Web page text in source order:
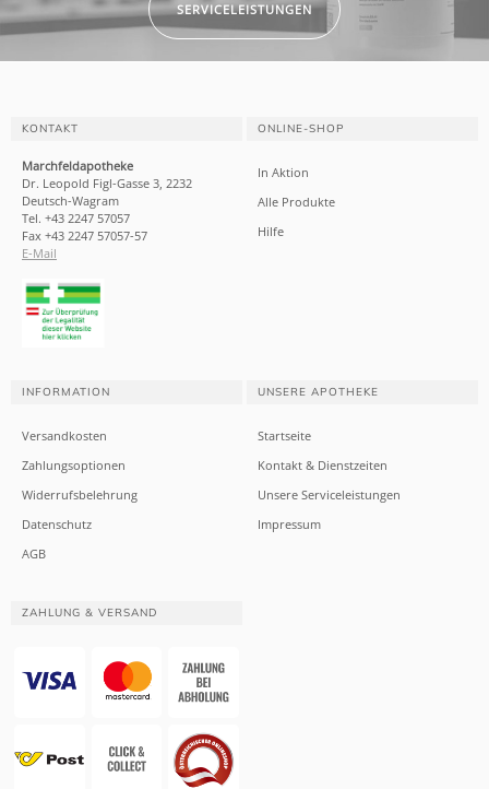
SERVICELEISTUNGEN
KONTAKT
Marchfeldapotheke
Dr. Leopold Figl-Gasse 3, 2232
Deutsch-Wagram
Tel. +43 2247 57057
Fax +43 2247 57057-57
E-Mail
ONLINE-SHOP
In Aktion
Alle Produkte
Hilfe
INFORMATION
Versandkosten
Zahlungsoptionen
Widerrufsbelehrung
Datenschutz
AGB
UNSERE APOTHEKE
Startseite
Kontakt & Dienstzeiten
Unsere Serviceleistungen
Impressum
ZAHLUNG & VERSAND